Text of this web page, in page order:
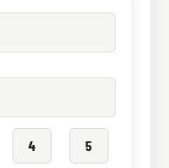
4 5